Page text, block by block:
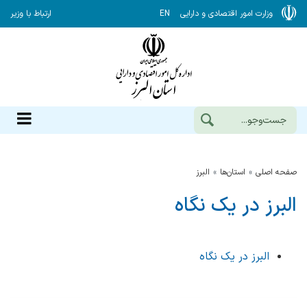
وزارت امور اقتصادی و دارایی EN ارتباط با وزیر
صفحه اصلی استان‌ها البرز
البرز در یک نگاه
البرز در یک نگاه